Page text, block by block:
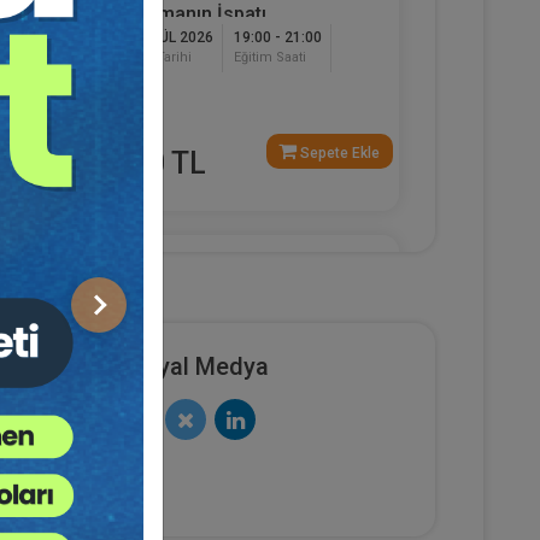
Sonraki
Ekle
Çalışmanın İspatı
17 EYLÜL 2026
Eğitim Tarihi
19:00 - 21:00
Eğitim Saati
750 TL Sepete Ekle
Sosyal Medya